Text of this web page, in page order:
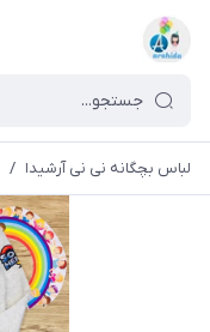
لباس بچگانه نی نی آرشیدا /